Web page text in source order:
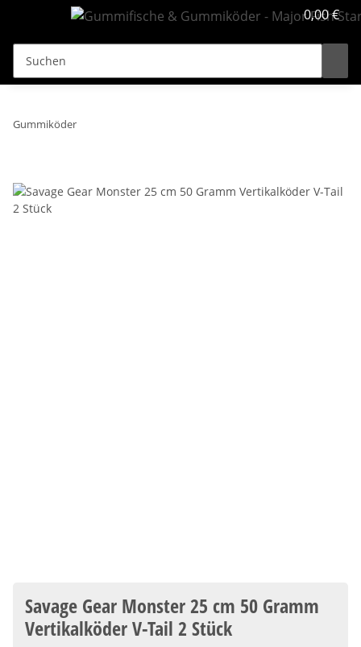
0,00 €
Gummiköder
Savage Gear Monster 25 cm 50 Gramm
Vertikalköder V-Tail 2 Stück